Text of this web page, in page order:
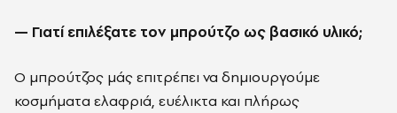
— Γιατί επιλέξατε τον μπρούτζο ως βασικό υλικό;
Ο μπρούτζος μάς επιτρέπει να δημιουργούμε
κοσμήματα ελαφριά, ευέλικτα και πλήρως